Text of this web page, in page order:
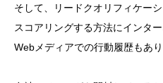
そして、リードクオリフィケー
スコアリングする方法にインタ
Webメディアでの行動履歴もあり